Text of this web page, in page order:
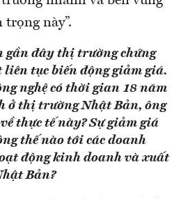
này”.
gần đây thị trường chứng
liên tục biến động giảm giá.
nghệ có thời gian 18 năm
ở thị trường Nhật Bản, ông
thực tế này? Sự giảm giá
thế nào tới các doanh
động kinh doanh và xuất
Bản?